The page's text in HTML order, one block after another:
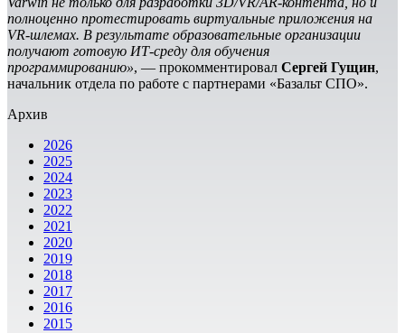
полноценно протестировать виртуальные приложения на
VR-шлемах. В результате образовательные организации
получают готовую ИТ-среду для обучения
программированию», — прокомментировал Сергей Гущин,
начальник отдела по работе с партнерами «Базальт СПО».
Архив
2026
2025
2024
2023
2022
2021
2020
2019
2018
2017
2016
2015